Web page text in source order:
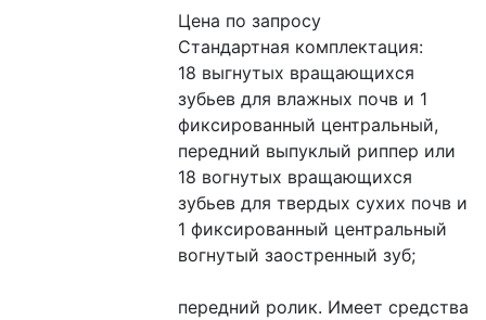
Цена по запросу
Стандартная комплектация:
18 выгнутых вращающихся
зубьев для влажных почв и 1
фиксированный центральный,
передний выпуклый риппер или
18 вогнутых вращающихся
зубьев для твердых сухих почв и
1 фиксированный центральный
вогнутый заостренный зуб;
передний ролик. Имеет средства